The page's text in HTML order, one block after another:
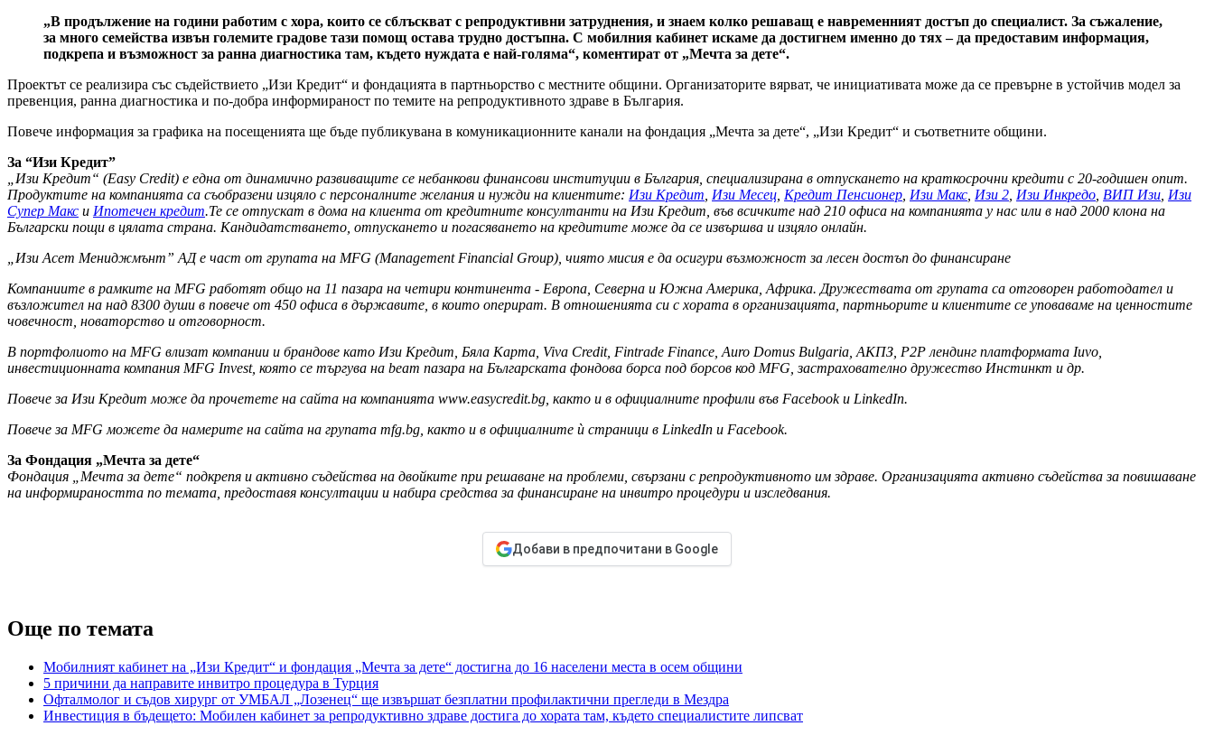
„В продължение на години работим с хора, които се сблъскват с репродуктивни затруднения, и знаем колко решаващ е навременният достъп до специалист. За съжаление,
за много семейства извън големите градове тази помощ остава трудно достъпна. С мобилния кабинет искаме да достигнем именно до тях – да предоставим информация,
подкрепа и възможност за ранна диагностика там, където нуждата е най-голяма“, коментират от „Мечта за дете“.
Проектът се реализира със съдействието „Изи Кредит“ и фондацията в партньорство с местните общини. Организаторите вярват, че инициативата може да се превърне в устойчив модел за
превенция, ранна диагностика и по-добра информираност по темите на репродуктивното здраве в България.
Повече информация за графика на посещенията ще бъде публикувана в комуникационните канали на фондация „Мечта за дете“, „Изи Кредит“ и съответните общини.
За “Изи Кредит”
„Изи Кредит“ (Easy Credit) е една от динамично развиващите се небанкови финансови институции в България, специализирана в отпускането на краткосрочни кредити с 20-годишен опит.
Продуктите на компанията са съобразени изцяло с персоналните желания и нужди на клиентите: Изи Кредит Изи Месец Кредит Пенсионер Изи Макс Изи 2 Изи Инкредо ВИП Изи Изи
Супер Макс и Ипотечен кредит.Те се отпускат в дома на клиента от кредитните консултанти на Изи Кредит, във всичките над 210 офиса на компанията у нас или в над 2000 клона на
Български пощи в цялата страна. Кандидатстването, отпускането и погасяването на кредитите може да се извършва и изцяло онлайн.
„Изи Асет Мениджмънт” АД е част от групата на MFG (Management Financial Group), чиято мисия е да осигури възможност за лесен достъп до финансиране
Компаниите в рамките на MFG работят общо на 11 пазара на четири континента - Европа, Северна и Южна Америка, Африка. Дружествата от групата са отговорен работодател и
възложител на над 8300 души в повече от 450 офиса в държавите, в които оперират. В отношенията си с хората в организацията, партньорите и клиентите се уповаваме на ценностите
човечност, новаторство и отговорност.
В портфолиото на MFG влизат компании и брандове като Изи Кредит, Бяла Карта, Viva Credit, Fintrade Finance, Auro Domus Bulgaria, АКПЗ, P2P лендинг платформата Iuvo,
инвестиционната компания MFG Invest, която се търгува на beam пазара на Българската фондова борса под борсов код MFG, застрахователно дружество Инстинкт и др.
Повече за Изи Кредит може да прочетете на сайта на компанията www.easycredit.bg, както и в официалните профили във Facebook и LinkedIn.
Повече за MFG можете да намерите на сайта на групата mfg.bg, както и в официалните ѝ страници в LinkedIn и Facebook.
За Фондация „Мечта за дете“
Фондация „Мечта за дете“ подкрепя и активно съдейства на двойките при решаване на проблеми, свързани с репродуктивното им здраве. Организацията активно съдейства за повишаване
на информираността по темата, предоставя консултации и набира средства за финансиране на инвитро процедури и изследвания.
Добави в предпочитани в Google
Още по темата
Мобилният кабинет на „Изи Кредит“ и фондация „Мечта за дете“ достигна до 16 населени места в осем общини
5 причини да направите инвитро процедура в Турция
Офталмолог и съдов хирург от УМБАЛ „Лозенец“ ще извършат безплатни профилактични прегледи в Мездра
Инвестиция в бъдещето: Мобилен кабинет за репродуктивно здраве достига до хората там, където специалистите липсват